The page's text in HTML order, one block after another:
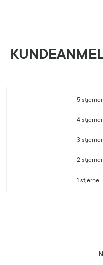
5 stjerner
4 stjerner
3 stjerner
2 stjerner
1 stjerne